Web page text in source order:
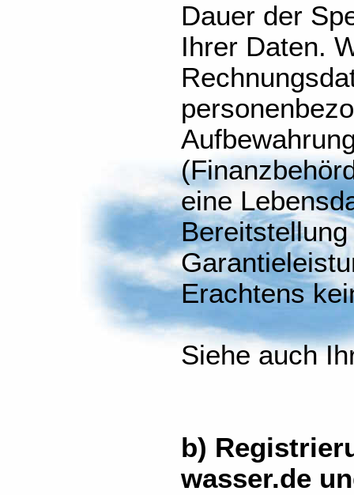
Dauer der
Ihrer Daten.
eine
Erachtens
Siehe auch
b)
wasser.de